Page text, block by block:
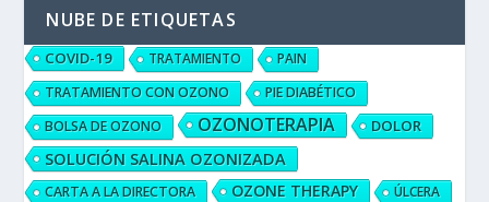
NUBE DE ETIQUETAS
COVID-19 TRATAMIENTO
PAIN
TRATAMIENTO CON OZONO
PIE DIABÉTICO
BOLSA DE OZONO
OZONOTERAPIA DOLOR
SOLUCIÓN SALINA OZONIZADA
CARTA A LA DIRECTORA OZONE THERAPY
ÚLCERA